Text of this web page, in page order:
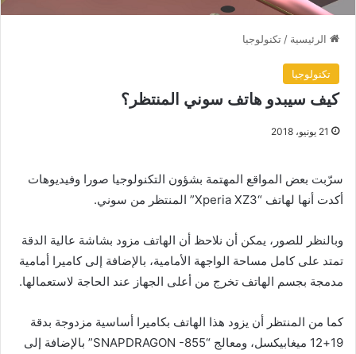
الرئيسية / تكنولوجيا
تكنولوجيا
كيف سيبدو هاتف سوني المنتظر؟
21 يونيو، 2018
سرّبت بعض المواقع المهتمة بشؤون التكنولوجيا صورا وفيديوهات
أكدت أنها لهاتف “Xperia XZ3” المنتظر من سوني.
وبالنظر للصور، يمكن أن نلاحظ أن الهاتف مزود بشاشة عالية الدقة
تمتد على كامل مساحة الواجهة الأمامية، بالإضافة إلى كاميرا أمامية
مدمجة بجسم الهاتف تخرج من أعلى الجهاز عند الحاجة لاستعمالها.
كما من المنتظر أن يزود هذا الهاتف بكاميرا أساسية مزدوجة بدقة
19+12 ميغابيكسل، ومعالج “SNAPDRAGON -855” بالإضافة إلى